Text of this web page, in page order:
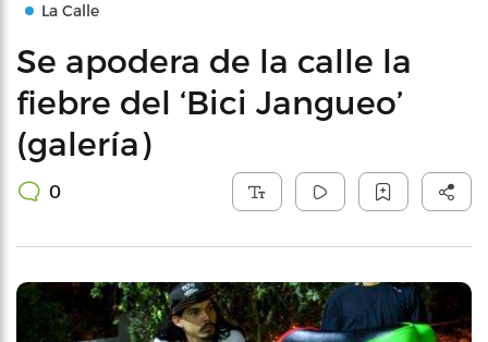
La Calle
Se apodera de la calle la
fiebre del ‘Bici Jangueo’
(galería)
0